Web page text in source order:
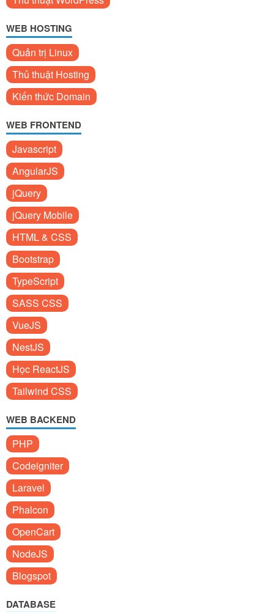
WEB HOSTING
Quản trị Linux
Thủ thuật Hosting
Kiến thức Domain
WEB FRONTEND
Javascript
AngularJS
jQuery
jQuery Mobile
HTML & CSS
Bootstrap
TypeScript
SASS CSS
VueJS
NestJS
Học ReactJS
Tailwind CSS
WEB BACKEND
PHP
Codeigniter
Laravel
Phalcon
OpenCart
NodeJS
Blogspot
DATABASE